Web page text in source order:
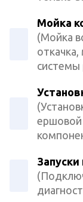
Мойка
(Мойка
откачка,
системы
ершовой
Запуски